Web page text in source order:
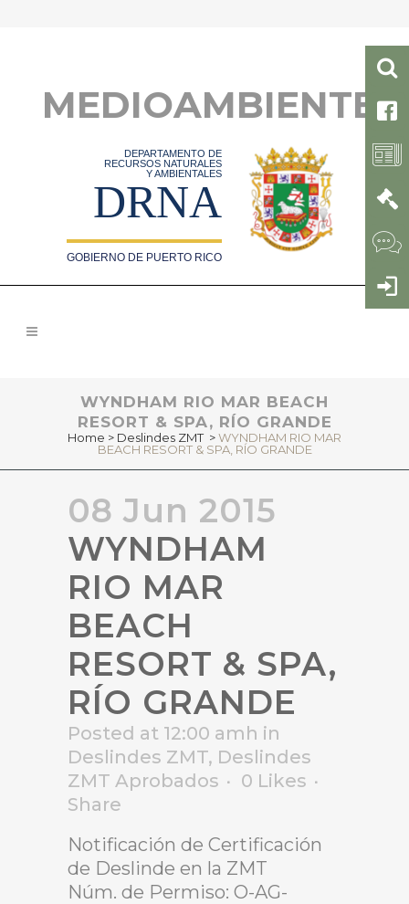
MEDIOAMBIENTE
DEPARTAMENTO DE
RECURSOS NATURALES
Y AMBIENTALES
DRNA
GOBIERNO DE PUERTO RICO
WYNDHAM RIO MAR BEACH
RESORT & SPA, RÍO GRANDE
Home > Deslindes ZMT >WYNDHAM RIO MAR
BEACH RESORT & SPA, RÍO GRANDE
08 Jun 2015
WYNDHAM
RIO MAR
BEACH
RESORT & SPA,
RÍO GRANDE
Posted at 12:00 amh in
Deslindes ZMT, Deslindes
ZMT Aprobados
0 Likes
Share
Notificación de Certificación
de Deslinde en la ZMT
Núm. de Permiso: O-AG-